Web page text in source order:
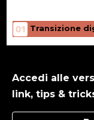
Transizione
Accedi alle
link, tips &